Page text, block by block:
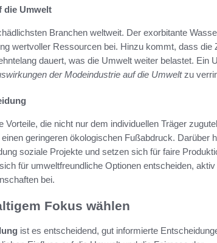
die Umwelt
Branchen weltweit. Der exorbitante
wertvoller Ressourcen bei. Hinzu kommt, dass die
dauert, was die Umwelt weiter belastet. Ein
der Modeindustrie auf die Umweltzu
Vorteile, die nicht nur dem individuellen Träger
geringeren ökologischen Fußabdruck. Darüber
soziale Projekte und setzen sich für faire
für umweltfreundliche Optionen entscheiden,
bei.
Fokus wählen
ist es entscheidend, gut informierte